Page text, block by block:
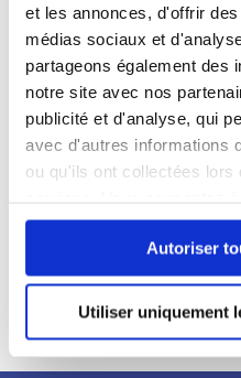
et les annonces, d'offrir
médias sociaux et
partageons également des
notre site avec nos
publicité et d'analyse, qui
avec d'autres informations
ou qu'ils ont collectées lors
continuez à utiliser notre
Autoriser
Utiliser uniquement
Qualifications et diplômes
Profil recherché :
de